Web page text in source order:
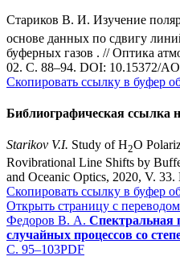
Стариков В. И. Изучение
основе данных по сдвигу
буферных газов . // Оптика
02. С. 88–94. DOI: 10.15372/
Скопировать ссылку в буфер
Библиографическая ссылка
Starikov V.I. Study of H2O
Rovibrational Line Shifts by
and Oceanic Optics, 2020, V. 33.
Скопировать ссылку в буфер
Открыть страницу с переводом
Федоров В. А. Спектральная
случайных процессов со
С. 95–103PDF